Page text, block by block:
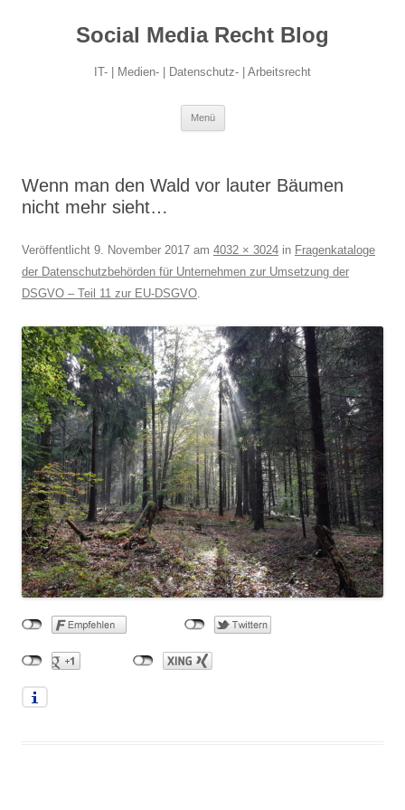
Social Media Recht Blog
IT- | Medien- | Datenschutz- | Arbeitsrecht
Menü
Wenn man den Wald vor lauter Bäumen
nicht mehr sieht…
Veröffentlicht 9. November 2017 am 4032 × 3024 in Fragenkataloge
der Datenschutzbehörden für Unternehmen zur Umsetzung der
DSGVO – Teil 11 zur EU-DSGVO.